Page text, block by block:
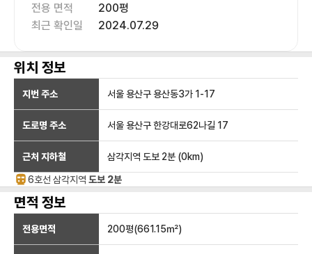
전용 면적
200평
최근 확인일
2024.07.29
위치 정보
지번 주소 서울 용산구 용산동3가 1-17
도로명 주소 서울 용산구 한강대로62나길 17
근처 지하철 삼각지역 도보 2분 (0km)
6호선 삼각지 역 도보 2분
면적 정보
전용면적 200평(661.15㎡)